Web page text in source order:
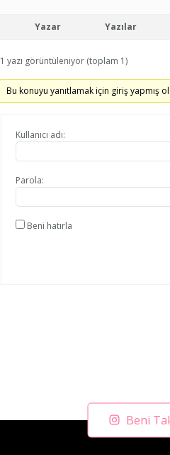
Yazar Yazılar
1 yazı görüntüleniyor (toplam 1)
Bu konuyu yanıtlamak için giriş yapmış
Kullanıcı adı:
Parola:
Beni hatırla
Beni